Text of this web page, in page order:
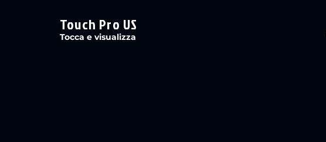
Touch Pro US
Tocca e visualizza